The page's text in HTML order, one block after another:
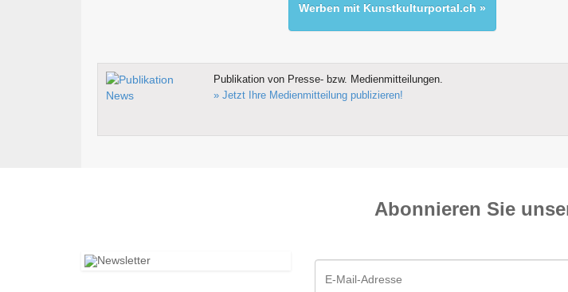
Werben mit Kunstkulturportal.ch »
Publikation von Presse- bzw. Medienmitteilungen.
» Jetzt Ihre Medienmitteilung publizieren!
Abonnieren Sie